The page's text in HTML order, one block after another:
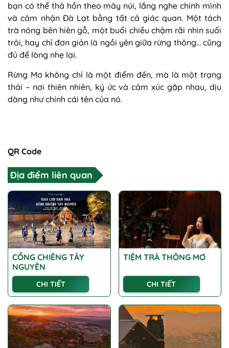
bạn có thể thả hồn theo mây núi, lắng nghe chính mình
và cảm nhận Đà Lạt bằng tất cả giác quan. Một tách
trà nóng bên hiên gỗ, một buổi chiều chậm rãi nhìn suối
trôi, hay chỉ đơn giản là ngồi yên giữa rừng thông… cũng
đủ để lòng nhẹ lại.
Rừng Mơ không chỉ là một điểm đến, mà là một trạng
thái – nơi thiên nhiên, ký ức và cảm xúc gặp nhau, dịu
dàng như chính cái tên của nó.
QR Code
Địa điểm liên quan
CỒNG CHIÊNG TÂY
NGUYÊN
CHI TIẾT
TIỆM TRÀ THÔNG MƠ
CHI TIẾT